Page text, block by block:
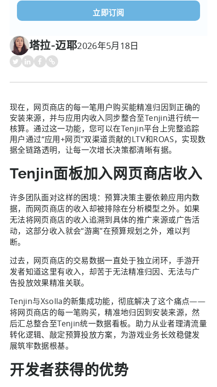
子
邮
(必
须填
写）
塔拉-迈耶2026年5月18日
现在，网页商店的每一笔用户购买能精准归因到正确的
安装来源，并与应用内收入同步整合至Tenjin进行统一
核算。通过这一功能，您可以在Tenjin平台上完整追踪
用户通过“应用+网页”双渠道贡献的LTV和ROAS，实现数
据全链路透明，让每一次增长决策都清晰有据。
Tenjin面板加入网页商店收入
许多团队面对这样的困境：预算决策主要依赖应用内数
据，而网页商店的收入却被排除在分析模型之外。如果
无法将网页商店的收入追溯到具体的推广来源或广告活
动，这部分收入就会“游离”在预算规划之外，难以判
断。
过去，网页商店的交易数据一直处于独立闭环，手游开
发者知道这里有收入，却苦于无法精准归因、无法与广
告投放效果精准关联。
Tenjin与Xsolla的新集成功能，彻底解决了这个痛点——
将网页商店的每一笔购买，精准地归因到安装来源，然
后汇总整合至Tenjin统一数据看板。助力从业者理清流量
转化逻辑、敲定预算投放方案，为游戏业务长效稳健发
展筑牢数据根基。
开发者获得的优势